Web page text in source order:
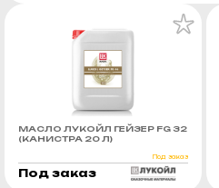
МАСЛО ЛУКОЙЛ ГЕЙЗЕР FG 32
(КАНИСТРА 20 Л)
Под заказ
Под заказ